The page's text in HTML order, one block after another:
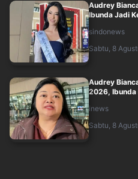
Audrey
Ibunda Jadi
sindonews
Sabtu, 8
Audrey
2026, Ibunda
inews
Sabtu, 8